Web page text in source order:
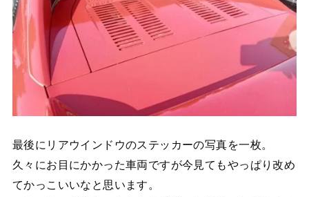
最後にリアウインドウのステッカーの写真を一枚。
久々にお目にかかった車両ですが今見てもやっぱり改め
てかっこいいなと思います。